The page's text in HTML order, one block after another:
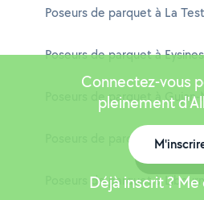
Poseurs de parquet à La
Poseurs de parquet à Eysines
Poseurs de parquet à
Poseurs de parquet à
Poseurs de parquet à
Connectez-vous
pleinement
Déjà inscrit ?